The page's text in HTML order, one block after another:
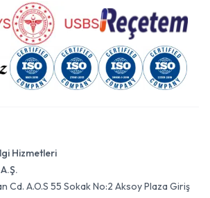
Hizmetleri
Cd. A.O.S 55 Sokak No:2 Aksoy Plaza Giriş